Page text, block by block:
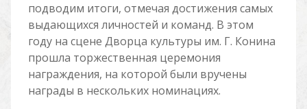
подводим итоги, отмечая достижения самых
выдающихся личностей и команд. В этом
году на сцене Дворца культуры им. Г. Конина
прошла торжественная церемония
награждения, на которой были вручены
награды в нескольких номинациях.